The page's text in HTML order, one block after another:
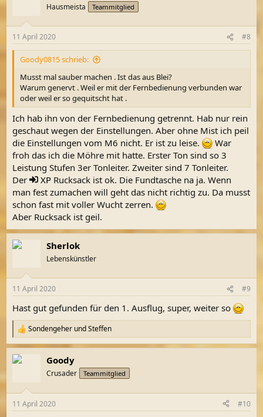
e
n
Hausmeista Teammitglied
11 April 2020 #8
Goody0815 schrieb:
Musst mal sauber machen . Ist das aus Blei?
Warum genervt . Weil er mit der Fernbedienung verbunden war
oder weil er so gequitscht hat .
Ich hab ihn von der Fernbedienung getrennt. Hab nur rein
geschaut wegen der Einstellungen. Aber ohne Mist ich peil
die Einstellungen vom M6 nicht. Er ist zu leise.
War
froh das ich die Möhre mit hatte. Erster Ton sind so 3
Leistung Stufen 3er Tonleiter. Zweiter sind 7 Tonleiter.
Der
XP Rucksack ist ok. Die Fundtasche na ja. Wenn
man fest zumachen will geht das nicht richtig zu. Da musst
schon fast mit voller Wucht zerren.
Aber Rucksack ist geil.
Sherlok
Lebenskünstler
11 April 2020 #9
Hast gut gefunden für den 1. Ausflug, super, weiter so
R
e
a
k
e
Sondengeher undSteffen
Goody
Crusader Teammitglied
11 April 2020 #10